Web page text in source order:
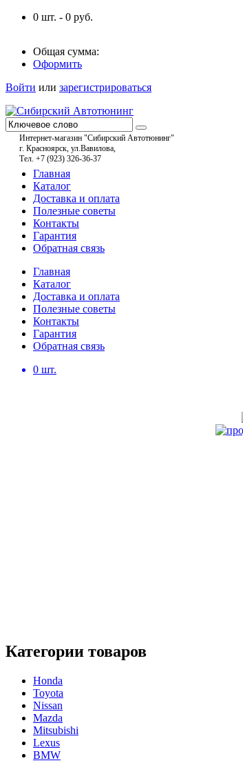
0 шт. - 0 руб.
Общая сумма:
Оформить
Войти или зарегистрироваться
Интернет-магазин "Сибирский Автотюнинг"
г. Красноярск, ул.Вавилова,
Тел. +7 (923) 326-36-37
Главная
Каталог
Доставка и оплата
Полезные советы
Контакты
Гарантия
Обратная связь
Главная
Каталог
Доставка и оплата
Полезные советы
Контакты
Гарантия
Обратная связь
0 шт.
Категории товаров
Honda
Toyota
Nissan
Mazda
Mitsubishi
Lexus
BMW